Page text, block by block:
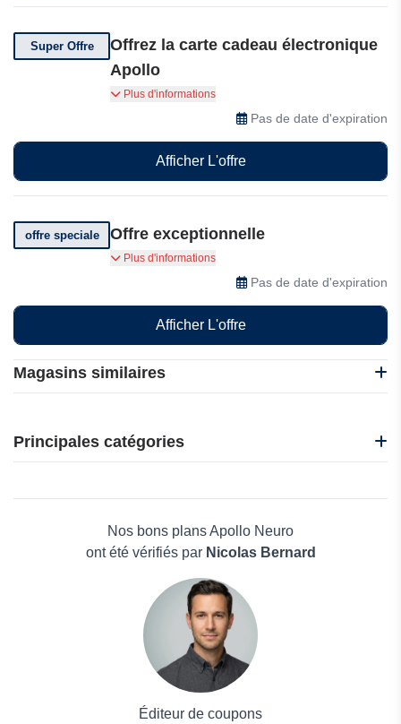
Magasins similaires
Harvest Laboratoires
Ma Pharma Naturelle
1Love Health
Principales catégories
Maison & Jardin
Boissons
Nos bons plans Apollo Neuro
ont été vérifiés par Nicolas Bernard
Éditeur de coupons
Super Offre
Offrez la carte cadeau électronique
Apollo
Offrez un meilleur sommeil et moins de stress
avec la carte cadeau électronique Apollo,
incluant la livraison gratuite aux États-Unis,
l'éligibilité aux comptes HSA/FSA et un essai
gratuit de 30 jours.
Plus d'informations
Pas de date d'expiration
Afficher L'offre
offre speciale Offre exceptionnelle
Bénéficiez d'un essai gratuit de 30 jours chez
Plus d'informations
Pas de date d'expiration
Afficher L'offre